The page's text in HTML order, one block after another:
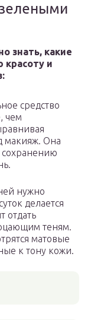
знать, какие
красоту и
:
средство
чем
макияж. Она
сохранению
нужно
делается
отдать
теням.
матовые
к тону кожи.